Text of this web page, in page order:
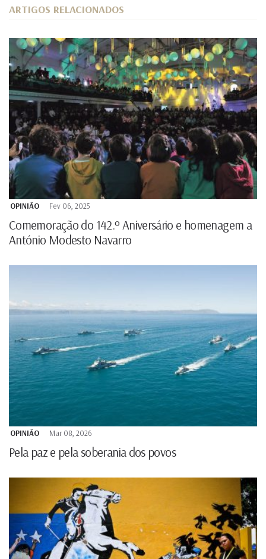
ARTIGOS RELACIONADOS
OPINIÃO Fev 06, 2025
Comemoração do 142.º Aniversário e homenagem a
António Modesto Navarro
OPINIÃO Mar 08, 2026
Pela paz e pela soberania dos povos